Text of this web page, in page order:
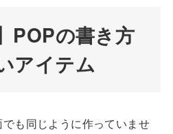
POPの書き方
アイテム
も同じように作っていませ